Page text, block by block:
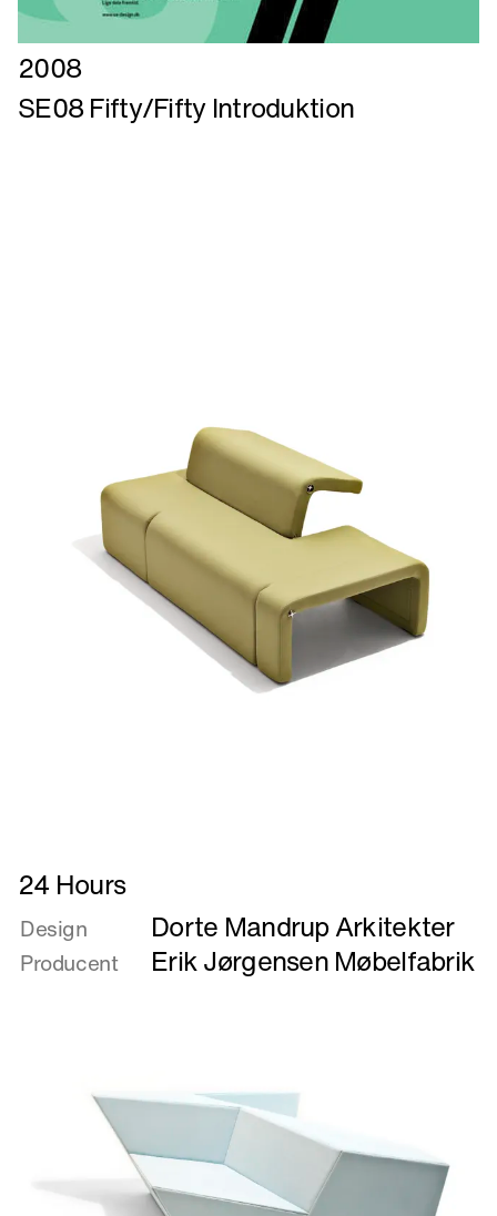
Læs
mere
om
2008
SE08 Fifty/Fifty Introduktion
Læs
mere
om
24
Hours
24 Hours
Design Dorte Mandrup Arkitekter
Producent Erik Jørgensen Møbelfabrik